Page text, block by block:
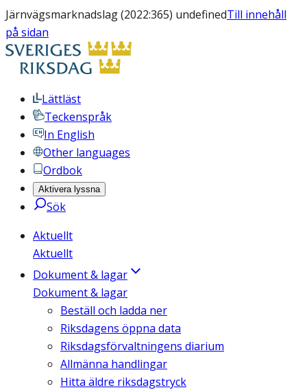
Järnvägsmarknadslag (2022:365) undefinedTill innehåll
på sidan
Lättläst
Teckenspråk
In English
Other languages
Ordbok
Aktivera lyssna
Sök
Aktuellt
Aktuellt
Dokument & lagar
Dokument & lagar
Beställ och ladda ner
Riksdagens öppna data
Riksdagsförvaltningens diarium
Allmänna handlingar
Hitta äldre riksdagstryck